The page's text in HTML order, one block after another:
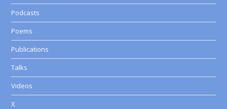
Podcasts
Poems
Publications
Talks
Videos
X